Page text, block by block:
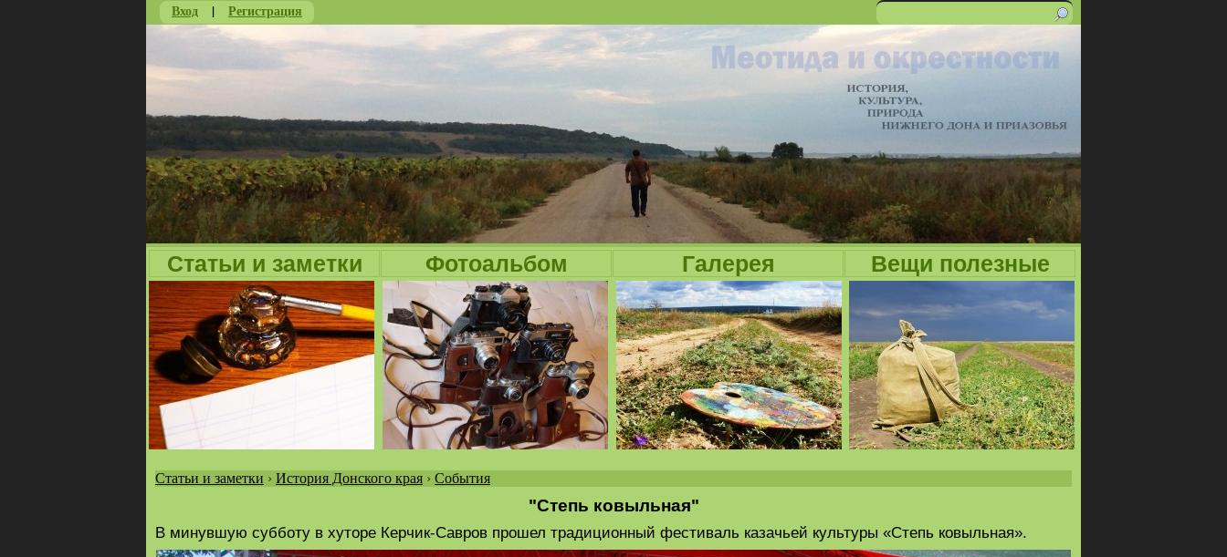
Вход | Регистрация
Форма
поиска
Поиск
Статьи и заметки Фотоальбом Галерея Вещи полезные
здесь
Статьи и заметки › История Донского края › События
"Степь ковыльная"
В минувшую субботу в хуторе Керчик-Савров прошел традиционный фестиваль казачьей культуры «Степь ковыльная».